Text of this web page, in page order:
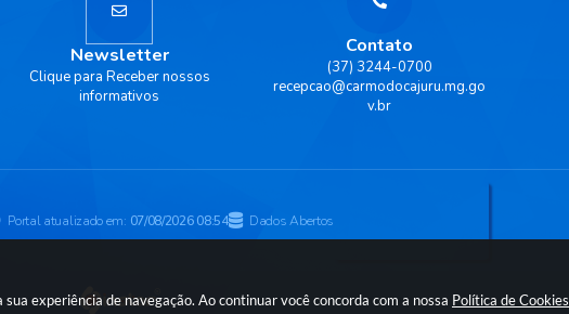
experiência de navegação. Ao continuar você concorda com a nossa Política de Cookies
Contato
(37) 3244-0700
recepcao@carmodocajuru.mg.go
v.br
Newsletter
Clique para Receber nossos
informativos
Portal atualizado em: 07/08/2026 08:54 Dados Abertos